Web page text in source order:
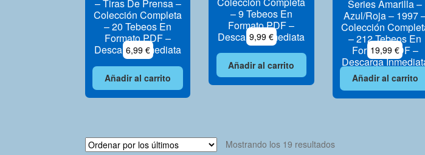
– Tiras De Prensa –
Colección Completa
– 20 Tebeos En
Formato PDF –
Descarga Inmediata
6,99 €
Añadir al carrito
– 9 Tebeos En
Formato PDF –
Descarga Inmediata
9,99 €
Añadir al carrito
Series Amarilla –
Azul/Roja – 1997
Colección
– 212 Tebeos En
Formato PDF –
Descarga
19,99€
Añadir al carrito
Mostrando los 19 resultadosOrdenado